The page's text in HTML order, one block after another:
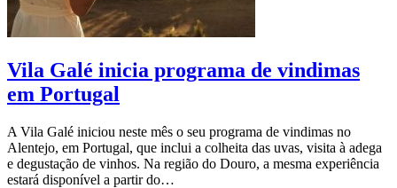
Vila Galé inicia programa de vindimas
em Portugal
A Vila Galé iniciou neste mês o seu programa de vindimas no
Alentejo, em Portugal, que inclui a colheita das uvas, visita à adega
e degustação de vinhos. Na região do Douro, a mesma experiência
estará disponível a partir do…